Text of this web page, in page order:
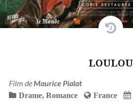
LOULOU
Film de Maurice Pialat
Drame, Romance France